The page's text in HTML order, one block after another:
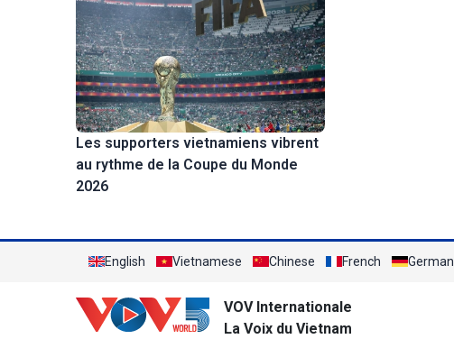
Les supporters vietnamiens vibrent
au rythme de la Coupe du Monde
2026
English Vietnamese Chinese French German
VOV Internationale
La Voix du Vietnam